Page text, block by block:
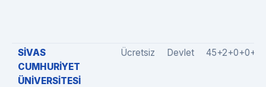
SİVAS
CUMHURİYET
ÜNİVERSİTESİ
Ücretsiz Devlet 45+2+0+0+0